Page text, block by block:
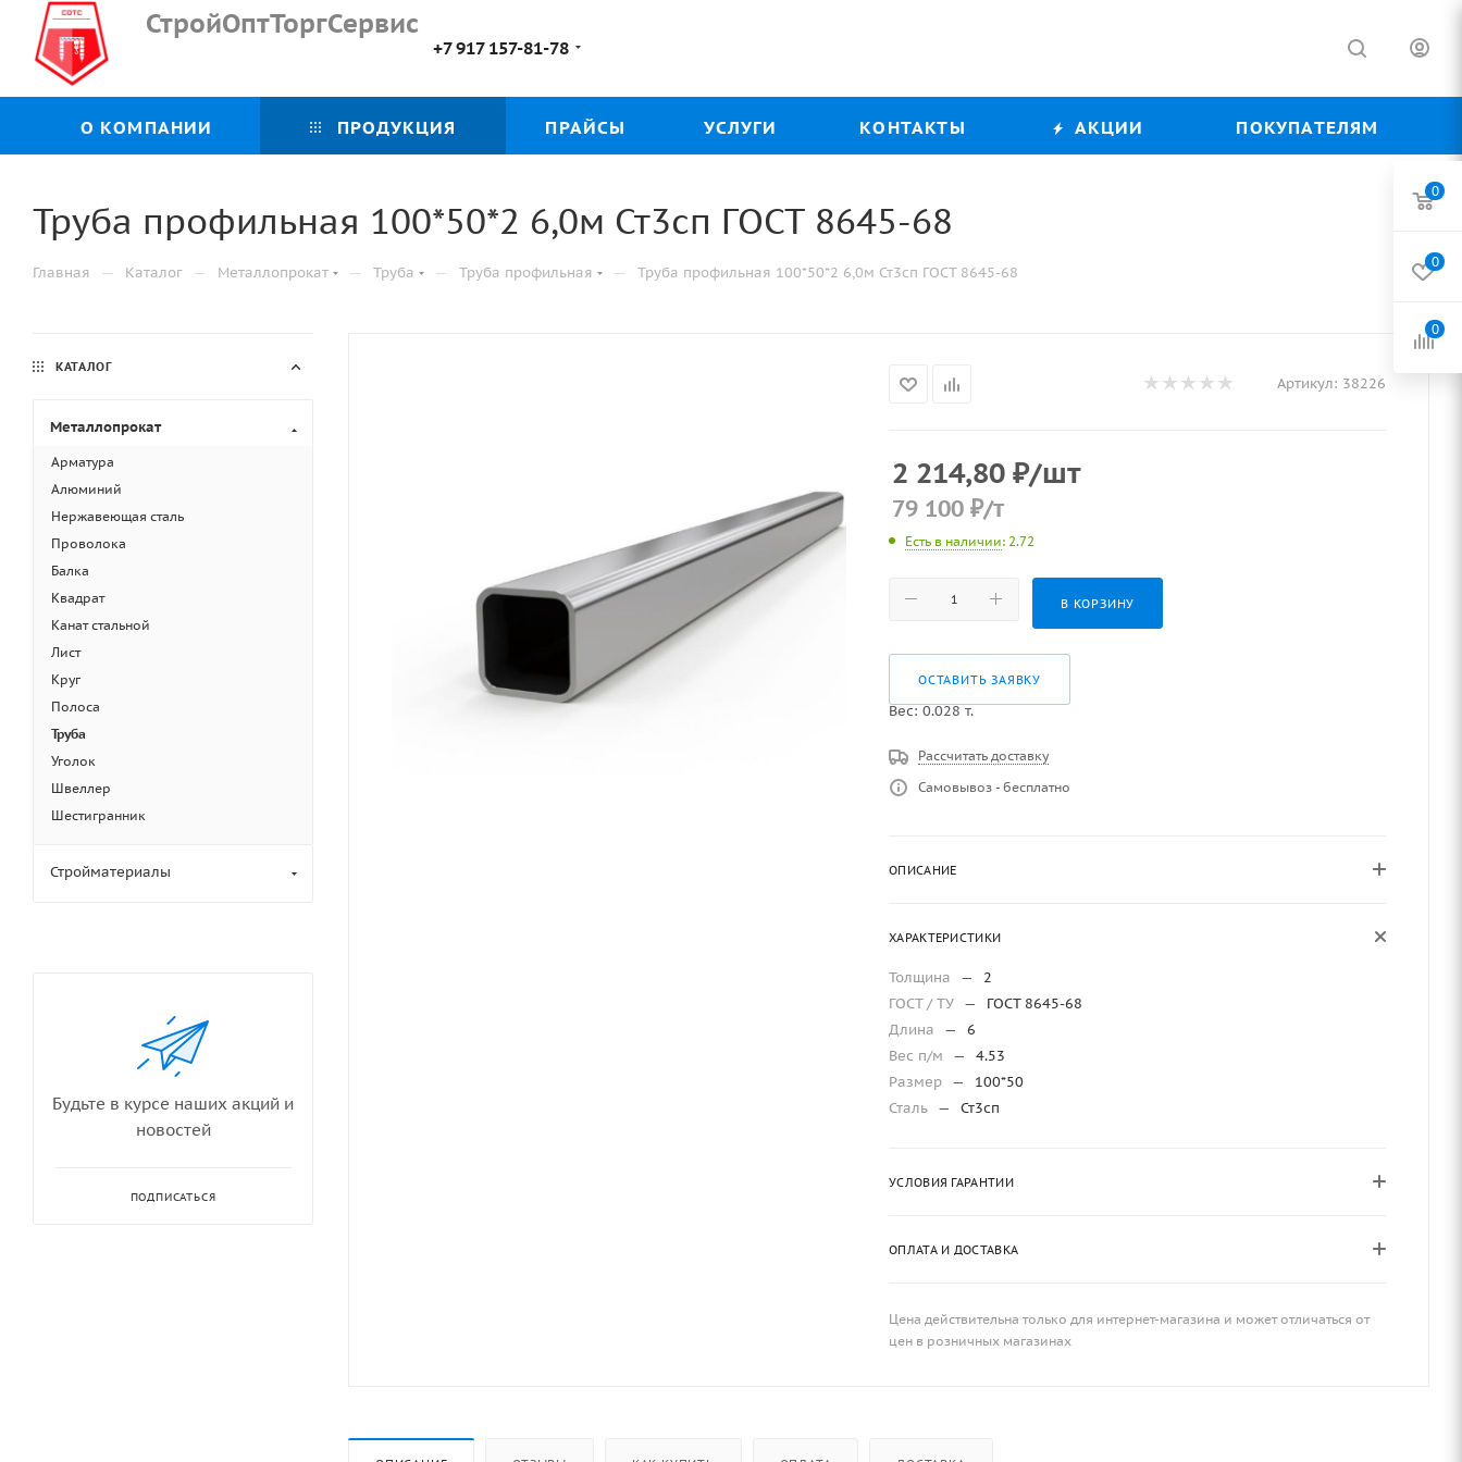
СтройОптТоргСервис
+7 917 157-81-78
О КОМПАНИИ ПРОДУКЦИЯ ПРАЙСЫ УСЛУГИ КОНТАКТЫ АКЦИИ ПОКУПАТЕЛЯМ
Труба профильная 100*50*2 6,0м Ст3сп ГОСТ 8645-68
Главная — Каталог — Металлопрокат — Труба — Труба профильная — Труба профильная 100*50*2 6,0м Ст3сп ГОСТ 8645-68
Артикул: 38226
2 214,80 ₽/шт
79 100 ₽/т
Есть в наличии: 2.72
В КОРЗИНУ
ОСТАВИТЬ ЗАЯВКУ
Вес:0.028т.
Рассчитать доставку
Самовывоз - бесплатно
ОПИСАНИЕ
ХАРАКТЕРИСТИКИ
Толщина —
2
ГОСТ / ТУ —
ГОСТ 8645-68
Длина
—
6
Вес п/м
—
4.53
Размер —
100*50
Сталь — Ст3сп
УСЛОВИЯ ГАРАНТИИ
ОПЛАТА И ДОСТАВКА
Цена действительна только для интернет-магазина и может отличаться от
цен в розничных магазинах
КАТАЛОГ
Металлопрокат
Арматура
Алюминий
Нержавеющая сталь
Проволока
Балка
Квадрат
Канат стальной
Лист
Круг
Полоса
Труба
Уголок
Швеллер
Шестигранник
Стройматериалы
Будьте в курсе наших акций и
новостей
ПОДПИСАТЬСЯ
0
0
0